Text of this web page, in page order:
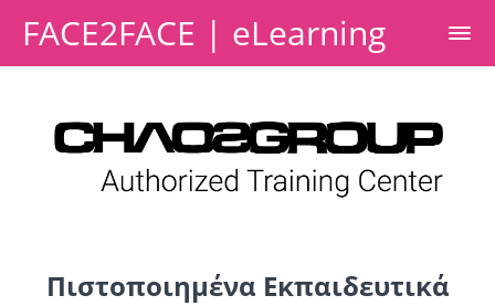
FACE2FACE | eLearning
Πιστοποιημένα Εκπαιδευτικά